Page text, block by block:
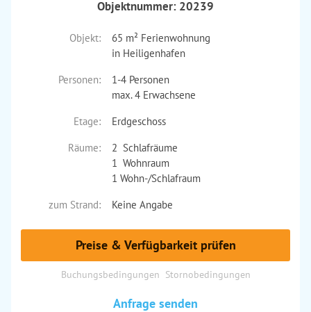
Objektnummer: 20239
Objekt:
65 m² Ferienwohnung
in Heiligenhafen
Personen:
1-4 Personen
max. 4 Erwachsene
Etage:
Erdgeschoss
Räume:
2 Schlafräume
1 Wohnraum
1 Wohn-/Schlafraum
zum Strand:
Keine Angabe
Preise & Verfügbarkeit prüfen
Buchungsbedingungen Stornobedingungen
Anfrage senden